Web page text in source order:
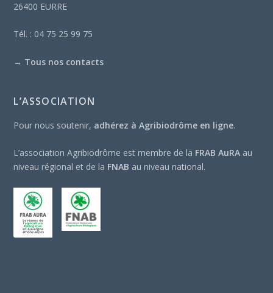
26400 EURRE
Tél. : 04 75 25 99 75
→ Tous nos contacts
L’ASSOCIATION
Pour nous soutenir, adhérez à Agribiodrôme en ligne.
L’association Agribiodrôme est membre de la FRAB AuRA au
niveau régional et de la FNAB au niveau national.